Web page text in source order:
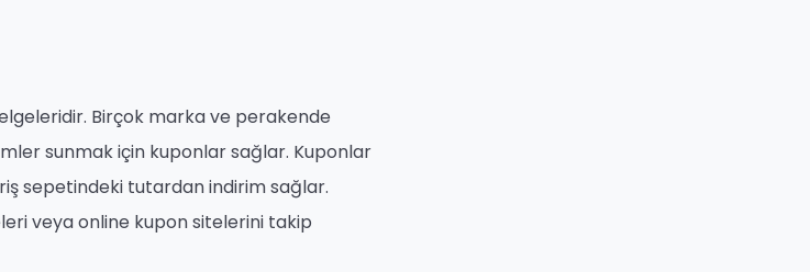
Birçok marka ve perakende
sunmak için kuponlar sağlar. Kuponlar
sepetindeki tutardan indirim sağlar.
veya online kupon sitelerini takip